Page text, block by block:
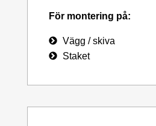
För montering på:
Vägg / skiva
Staket